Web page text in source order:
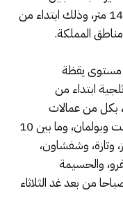
تساقطات ثلجية ابتداء من مرتفعات 1400 متر، وذلك ابتداء من
مناطق المملكة.
مستوى يقظة
ابتداء من
متر ما بين 20 و40 سم، بكل من عمالات
وأقاليم أزيلال، وبني ملال، وإفران، وميدلت وبولمان، وما بين 10
وتازة، وشفشاون،
والحسيمة
من بعد غد الثلاثاء